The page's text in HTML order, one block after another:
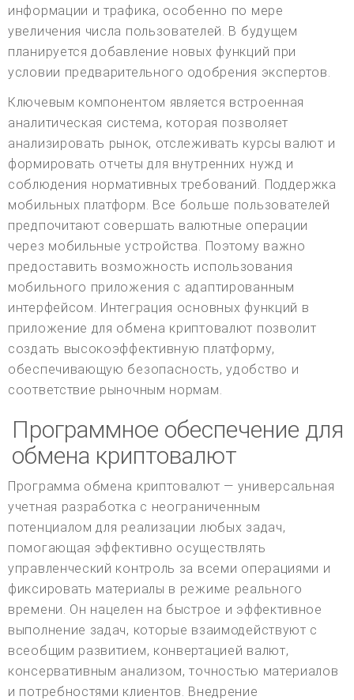
информации и трафика, особенно по мере
увеличения числа пользователей. В будущем
планируется добавление новых функций при
условии предварительного одобрения экспертов.
Ключевым компонентом является встроенная
аналитическая система, которая позволяет
анализировать рынок, отслеживать курсы валют и
формировать отчеты для внутренних нужд и
соблюдения нормативных требований. Поддержка
мобильных платформ. Все больше пользователей
предпочитают совершать валютные операции
через мобильные устройства. Поэтому важно
предоставить возможность использования
мобильного приложения с адаптированным
интерфейсом. Интеграция основных функций в
приложение для обмена криптовалют позволит
создать высокоэффективную платформу,
обеспечивающую безопасность, удобство и
соответствие рыночным нормам.
Программное обеспечение для
обмена криптовалют
Программа обмена криптовалют — универсальная
учетная разработка с неограниченным
потенциалом для реализации любых задач,
помогающая эффективно осуществлять
управленческий контроль за всеми операциями и
фиксировать материалы в режиме реального
времени. Он нацелен на быстрое и эффективное
выполнение задач, которые взаимодействуют с
всеобщим развитием, конвертацией валют,
консервативным анализом, точностью материалов
и потребностями клиентов. Внедрение